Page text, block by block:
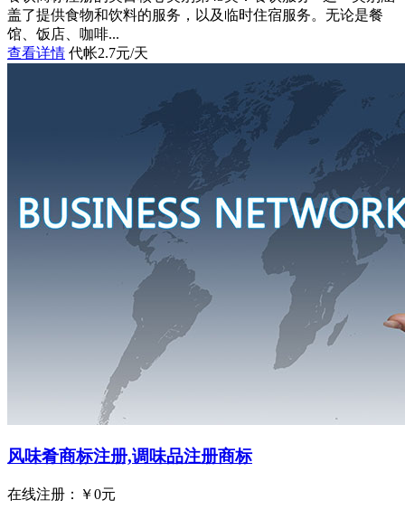
盖了提供食物和饮料的服务，以及临时住宿服务。无论是餐
馆、饭店、咖啡...
查看详情 代帐2.7元/天
风味肴商标注册,调味品注册商标
在线注册：￥0元